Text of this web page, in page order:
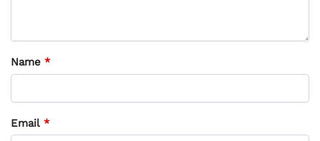
Name *
Email *